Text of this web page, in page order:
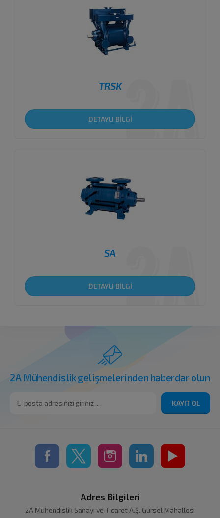
TRSK
DETAYLI BİLGİ
SA
DETAYLI BİLGİ
2A Mühendislik gelişmelerinden haberdar olun
KAYIT OL
Adres Bilgileri
2A Mühendislik Sanayi ve Ticaret A.Ş. Gürsel Mahallesi